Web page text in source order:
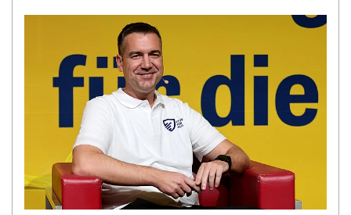
Weiterlesen: „Bitcoin minen, statt PV-Strom zu